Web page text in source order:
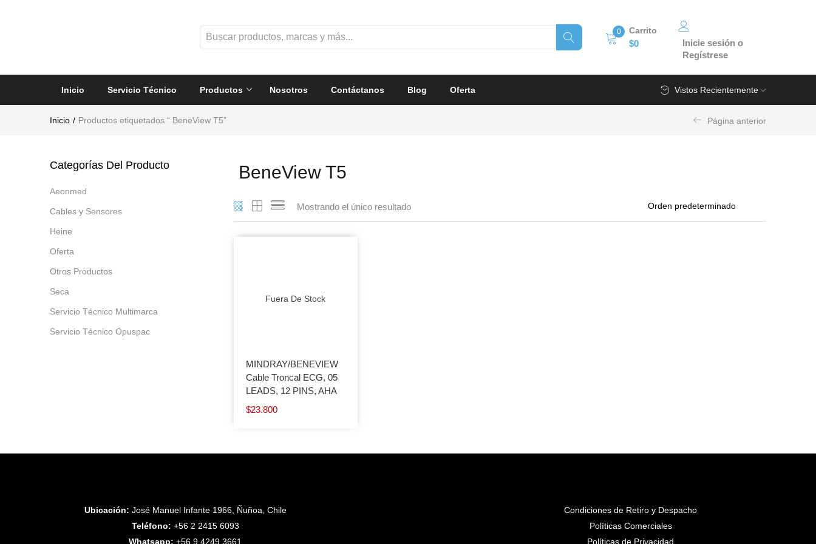
Inicie sesión o
Regístrese
0 Carrito
$0
Inicio Servicio Técnico Productos Nosotros Contáctanos Blog Oferta Vistos Recientemente
Inicio Productos etiquetados “ BeneView T5” Página anterior
BeneView T5
Mostrando el único resultado
Fuera De Stock
MINDRAY/BENEVIEW
Cable Troncal ECG, 05
LEADS, 12 PINS, AHA
$23.800
Categorías Del Producto
Aeonmed
Cables y Sensores
Heine
Oferta
Otros Productos
Seca
Servicio Técnico Multimarca
Servicio Técnico Opuspac
Ubicación: José Manuel Infante 1966, Ñuñoa, Chile
Teléfono: +56 2 2415 6093
Whatsapp: +56 9 4249 3661
Condiciones de Retiro y Despacho
Políticas Comerciales
Políticas de Privacidad